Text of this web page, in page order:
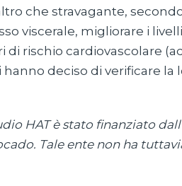
che stravagante,
viscerale, migliorare i
rischio cardiovascolare
deciso di verificare la
HAT è stato finanziato
Tale ente non ha